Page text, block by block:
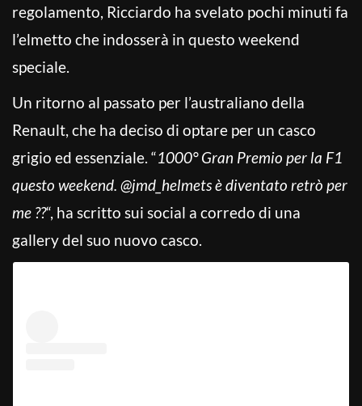
regolamento, Ricciardo ha svelato pochi minuti fa
l’elmetto che indosserà in questo weekend
speciale.
Un ritorno al passato per l’australiano della
Renault, che ha deciso di optare per un casco
grigio ed essenziale. “1000° Gran Premio per la F1
questo weekend. @jmd_helmets è diventato retrò per
me ??“, ha scritto sui social a corredo di una
gallery del suo nuovo casco.